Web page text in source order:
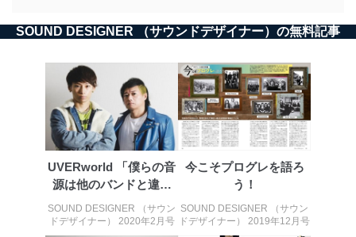
SOUND DESIGNER （サウンドデザイナー）の無料記事
UVERworld 「僕らの音
源は他のバンドと違っ
て、...
SOUND DESIGNER （サウン
ドデザイナー） 2020年2月号
今こそプログレを語ろ
う！
SOUND DESIGNER （サウン
ドデザイナー） 2019年12月号